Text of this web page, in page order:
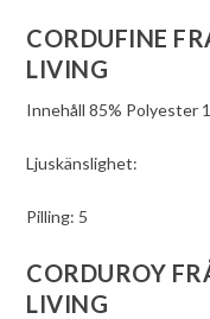
CORDUFINE
LIVING
Innehåll 85% Polyester
Ljuskänslighet:
Pilling: 5
CORDUROY
LIVING